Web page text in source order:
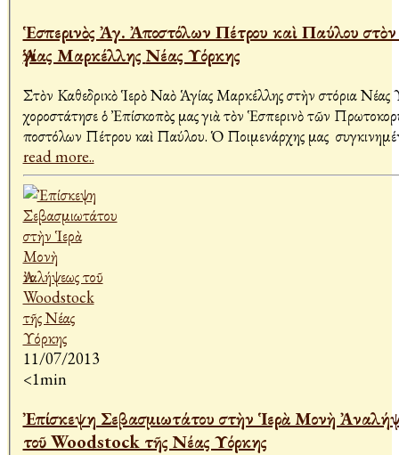
Ἑσπερινὸς Ἀγ. Ἀποστόλων Πέτρου καὶ Παύλου στὸν
Ἁγίας Μαρκέλλης Νέας Υόρκης
Στὸν Καθεδρικὸ Ἱερὸ Ναὸ Ἁγίας Μαρκέλλης στὴν Ἀστόρια Νέας
χοροστάτησε ὁ Ἐπίσκοπὸς μας γιὰ τὸν Ἑσπερινὸ τῶν
Ἀποστόλων Πέτρου καὶ Παύλου. Ὁ Ποιμενάρχης μας
read more..
11/07/2013
<1min
Ἐπίσκεψη Σεβασμιωτάτου στὴν Ἱερὰ Μονὴ
τοῦ Woodstock τῆς Νέας Υόρκης